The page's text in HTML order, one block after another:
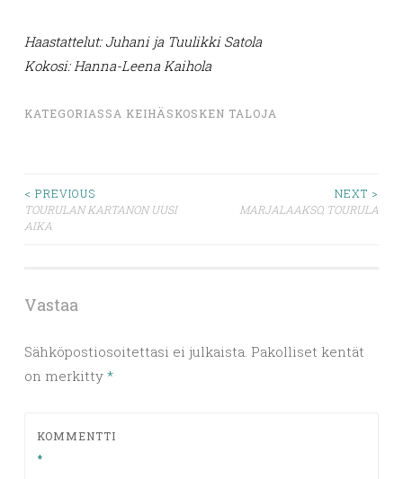
Haastattelut: Juhani ja Tuulikki Satola
Kokosi: Hanna-Leena Kaihola
KATEGORIASSA KEIHÄSKOSKEN TALOJA
Artikkelien
selaus
< PREVIOUS
TOURULAN KARTANON UUSI
AIKA
NEXT >
MARJALAAKSO, TOURULA
Vastaa
Sähköpostiosoitettasi ei julkaista. Pakolliset kentät
on merkitty *
KOMMENTTI
*